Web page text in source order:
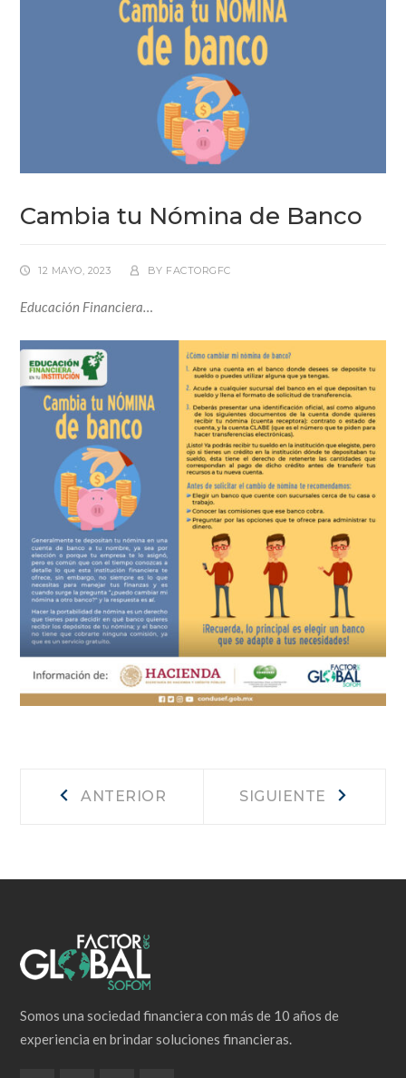
Cambia tu Nómina de Banco
12 MAYO, 2023 BY FACTORGFC
Educación Financiera…
Navegación
entradas
ANTERIOR SIGUIENTE
Somos una sociedad financiera con más de 10 años de
experiencia en brindar soluciones financieras.